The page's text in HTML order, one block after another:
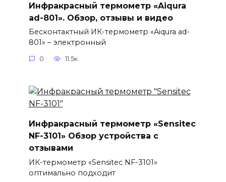
Инфракрасный термометр «Aiqura
ad-801». Обзор, отзывы и видео
Бесконтактный ИК-термометр «Aiqura ad-
801» – электронный
0 11.5к.
Инфракрасный термометр «Sensitec
NF-3101» Обзор устройства с
отзывами
ИК-термометр «Sensitec NF-3101»
оптимально подходит